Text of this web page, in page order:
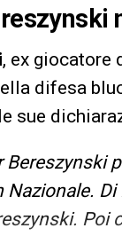
, ex giocatore
difesa
sue
Bereszynski
Nazionale.
Poi